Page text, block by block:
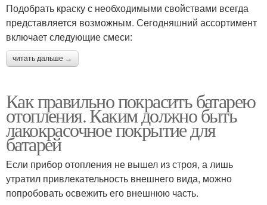
Подобрать краску с необходимыми свойствами всегда
представляется возможным. Сегодняшний ассортимент
включает следующие смеси:
читать дальше →
Как правильно покрасить батарею
отопления. Каким должно быть
лакокрасочное покрытие для
батарей
Если прибор отопления не вышел из строя, а лишь
утратил привлекательность внешнего вида, можно
попробовать освежить его внешнюю часть.